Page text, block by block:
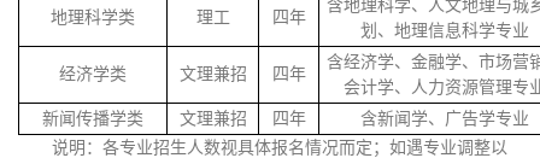
地理科学类 理工 四年
含地理科学、人文地理与城
划、地理信息科学专业
经济学类 文理兼招 四年
含经济学、金融学、市场营
会计学、人力资源管理专
新闻传播学类
文理兼招 四年
含新闻学、广告学专业
说明：各专业招生人数视具体报名情况而定；如遇专业调整以